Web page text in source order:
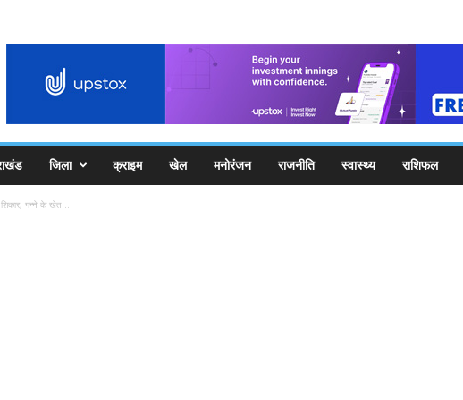
जिला क्राइम खेल मनोरंजन राजनीति स्वास्थ्य राशिफल
शिकार, गन्ने के खेत...